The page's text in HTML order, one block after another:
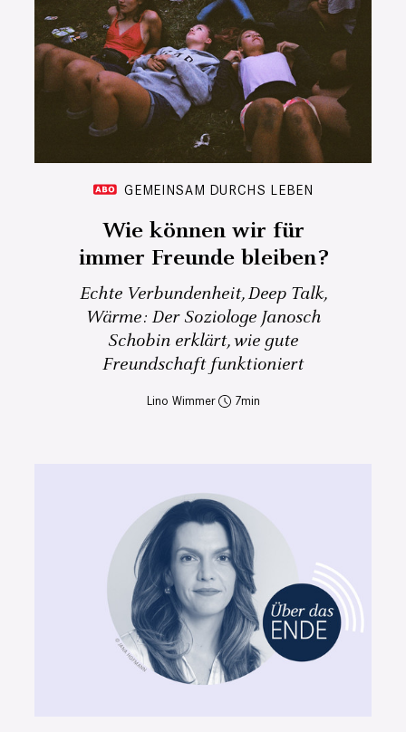
GEMEINSAM DURCHS LEBEN
Wie können wir für
immer Freunde bleiben?
Echte Verbundenheit, Deep Talk,
Wärme: Der Soziologe Janosch
Schobin erklärt, wie gute
Freundschaft funktioniert
Lino Wimmer 7